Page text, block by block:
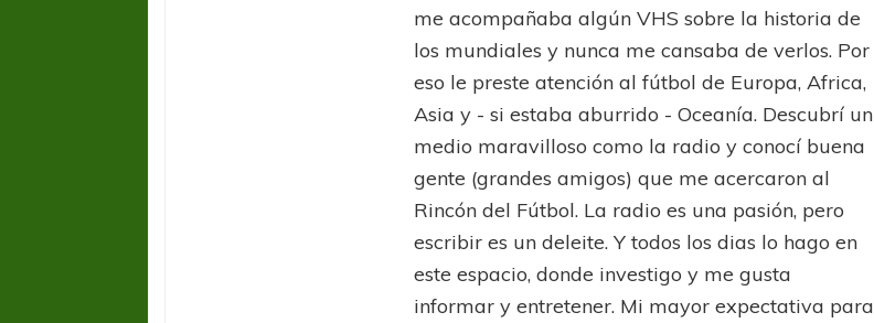
me acompañaba algún VHS sobre la historia de
los mundiales y nunca me cansaba de verlos. Por
eso le preste atención al fútbol de Europa, Africa,
Asia y - si estaba aburrido - Oceanía. Descubrí un
medio maravilloso como la radio y conocí buena
gente (grandes amigos) que me acercaron al
Rincón del Fútbol. La radio es una pasión, pero
escribir es un deleite. Y todos los dias lo hago en
este espacio, donde investigo y me gusta
informar y entretener. Mi mayor expectativa para